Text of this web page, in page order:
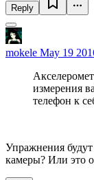
Reply
mokele May 19
измерения
телефон к
Упражнения
камеры? Или это